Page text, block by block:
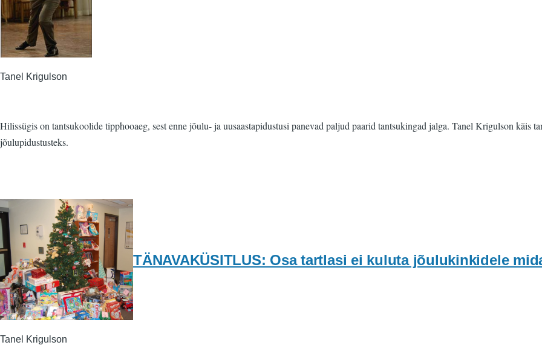
Tanel Krigulson
Hilissügis on tantsukoolide tipphooaeg, sest enne jõulu- ja uusaastapidustusi panevad paljud paarid tantsukingad jalga. Tanel Krigulson käis
jõulupidustusteks.
TÄNAVAKÜSITLUS: Osa tartlasi ei kuluta jõulukinkidele
Tanel Krigulson